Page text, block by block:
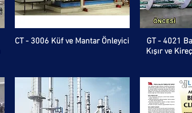
CT - 3006 Küf ve Mantar Önleyici
GT - 4021
Kışır ve